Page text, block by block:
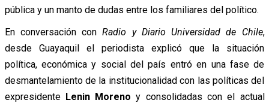
pública y un manto de dudas entre los familiares del político.
En conversación conRadio y Diario Universidad de Chile,
desde Guayaquil el periodista explicó que la situación
política, económica y social del país entró en una fase de
desmantelamiento de la institucionalidad con las políticas del
expresidente Lenin Moreno y consolidadas con el actual